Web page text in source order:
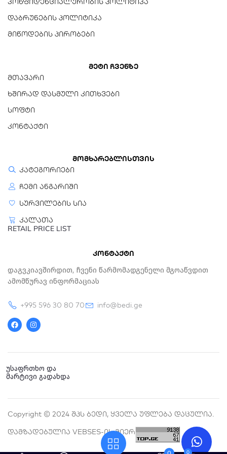
0
შენახვის ტემპერატურა
10~2000Hz/20G
გარანტია
დაბრუნების პოლიტიკა
მიწოდების პირობები
მეტი ჩვენზე
მთავარი
ხშირად დასმული კითხვები
სოფტი
კონტაქტი
მომხარებლისთვის
კატეგორიები
ჩემი ანგარიში
სურვილების სია
კალათა
RETAIL PRICE LIST
კონტაქტი
Დაგვკიავშირდით, Ჩვენი Წარმომადგენელი Მგოაწვდით
Ამომწურავ Ინფორმაციას
+995 596 30 80 70
info@bedi.ge
a
c
e
o
n
s
t
r
m
უსაფრთხო და
მარტივი გადახდა
Copyright © 2024 Შპს Ბედი, Ყველა Უფლება Დაცულია.
Დამზადებულია VEBSES-Ის Მიერ